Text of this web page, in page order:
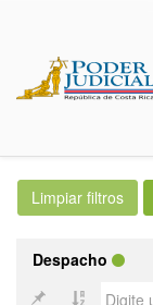
Despacho